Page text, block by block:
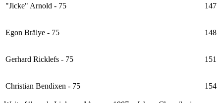
"Jicke" Arnold - 75 147
Egon Brälye - 75 148
Gerhard Ricklefs - 75 151
Christian Bendixen - 75 154